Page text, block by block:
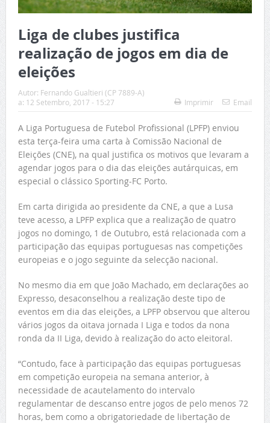
Liga de clubes justifica
realização de jogos em dia de
eleições
Autor: Fernando Gualtieri (CP 7889-A)
a: 12 Setembro, 2017 - 15:27 Imprimir Email
A Liga Portuguesa de Futebol Profissional (LPFP) enviou
esta terça-feira uma carta à Comissão Nacional de
Eleições (CNE), na qual justifica os motivos que levaram a
agendar jogos para o dia das eleições autárquicas, em
especial o clássico Sporting-FC Porto.
Em carta dirigida ao presidente da CNE, a que a Lusa
teve acesso, a LPFP explica que a realização de quatro
jogos no domingo, 1 de Outubro, está relacionada com a
participação das equipas portuguesas nas competições
europeias e o jogo seguinte da selecção nacional.
No mesmo dia em que João Machado, em declarações ao
Expresso, desaconselhou a realização deste tipo de
eventos em dia das eleições, a LPFP observou que alterou
vários jogos da oitava jornada I Liga e todos da nona
ronda da II Liga, devido à realização do acto eleitoral.
“Contudo, face à participação das equipas portuguesas
em competição europeia na semana anterior, à
necessidade de acautelamento do intervalo
regulamentar de descanso entre jogos de pelo menos 72
horas, bem como a obrigatoriedade de libertação de